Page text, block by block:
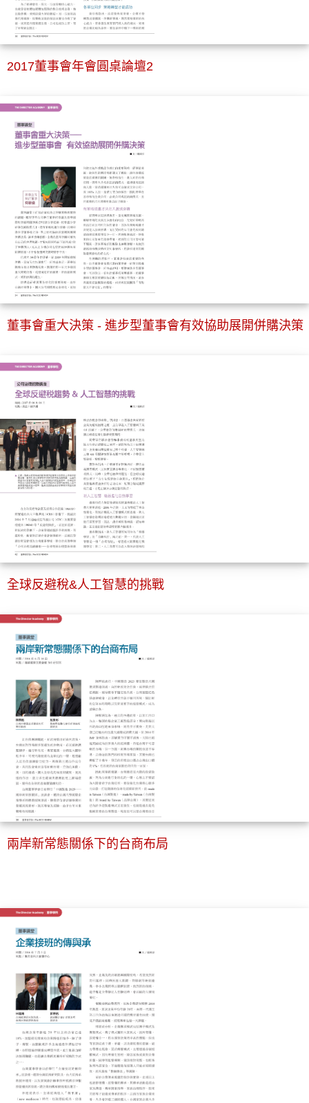
2017董事會年會圓桌論壇2
董事會重大決策 - 進步型董事會有效協助展開併購決策
全球反避稅&人工智慧的挑戰
兩岸新常態關係下的台商布局